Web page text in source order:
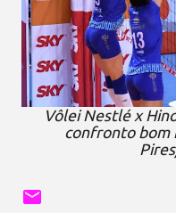
Vôlei Nestlé x
confronto bom